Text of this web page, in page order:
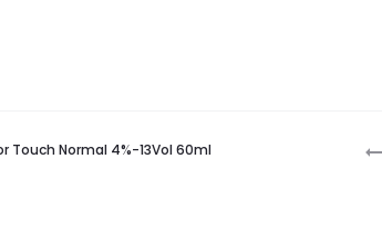
Touch Normal 4%-13Vol 60ml